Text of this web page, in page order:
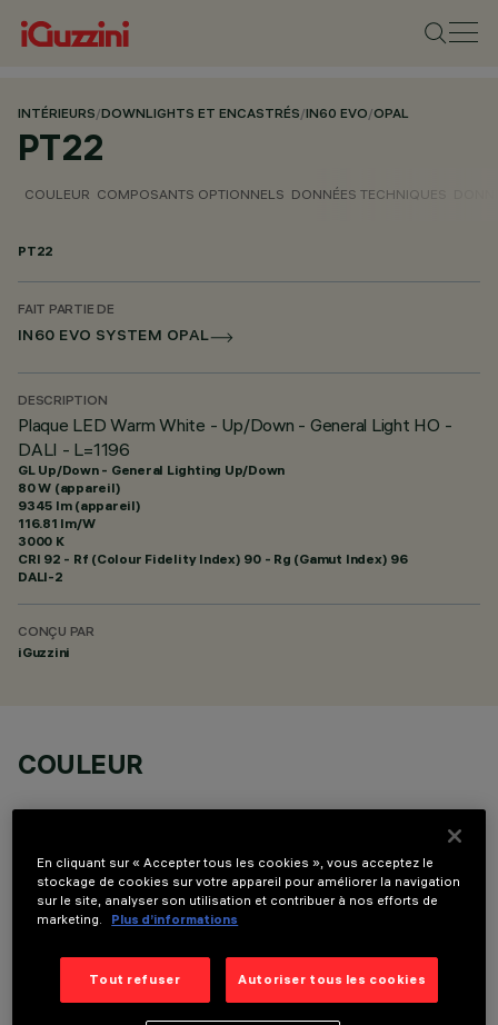
INTÉRIEURS/DOWNLIGHTS ET ENCASTRÉS/IN60 EVO/OPAL
PT22
COULEUR COMPOSANTS OPTIONNELS DONNÉES TECHNIQUES
PT22
FAIT PARTIE DE
IN60 EVO SYSTEM OPAL
DESCRIPTION
Plaque LED Warm White - Up/Down - General Light HO -
DALI - L=1196
GL Up/Down - General Lighting Up/Down
80 W (appareil)
9345 lm (appareil)
116.81 lm/W
3000 K
CRI 92 - Rf (Colour Fidelity Index) 90 - Rg (Gamut Index) 96
DALI-2
CONÇU PAR
iGuzzini
COULEUR
COMPOSANTS OPTIONNELS
En cliquant sur « Accepter tous les cookies », vous acceptez le
stockage de cookies sur votre appareil pour améliorer la navigation
sur le site, analyser son utilisation et contribuer à nos efforts de
marketing.
Plus d’informations
Tout refuser Autoriser tous les cookies